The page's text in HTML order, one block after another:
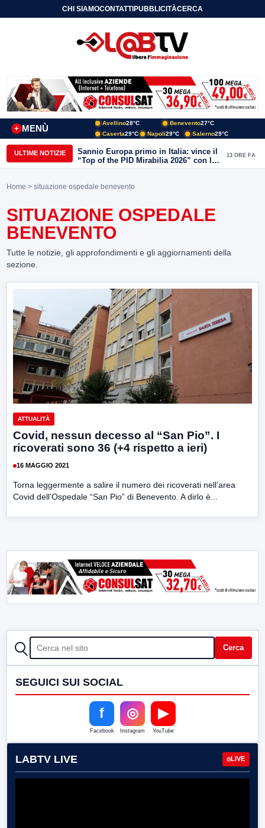
CHI SIAMOCONTATTIPUBBLICITÀCERCA
MENÙ
+
Avellino28°C Benevento27°C
Caserta29°C Napoli29°C Salerno29°C
ULTIME NOTIZIE
Sannio Europa primo in Italia: vince il
“Top of the PID Mirabilia 2026” con la
realtà virtuale nei musei del Sannio
13 ORE FA
Home > situazione ospedale benevento
SITUAZIONE OSPEDALE
BENEVENTO
Tutte le notizie, gli approfondimenti e gli aggiornamenti della
sezione.
ATTUALITÀ
Covid, nessun decesso al “San Pio”. I
ricoverati sono 36 (+4 rispetto a ieri)
16 MAGGIO 2021
Torna leggermente a salire il numero dei ricoverati nell’area
Covid dell’Ospedale “San Pio” di Benevento. A dirlo è...
CERCA Cerca
SEGUICI SUI SOCIAL
f
Facebook
◎
Instagram
▶
YouTube
LABTV LIVE LIVE